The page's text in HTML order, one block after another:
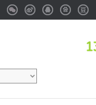
WeixinWeibo QQ Baidu